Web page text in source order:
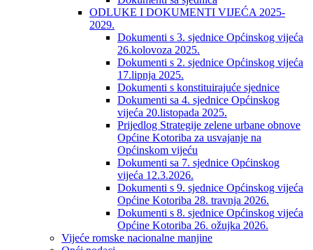
ODLUKE I DOKUMENTI VIJEĆA 2025-
2029.
Dokumenti s 3. sjednice Općinskog vijeća
26.kolovoza 2025.
Dokumenti s 2. sjednice Općinskog vijeća
17.lipnja 2025.
Dokumenti s konstituirajuće sjednice
Dokumenti sa 4. sjednice Općinskog
vijeća 20.listopada 2025.
Prijedlog Strategije zelene urbane obnove
Općine Kotoriba za usvajanje na
Općinskom vijeću
Dokumenti sa 7. sjednice Općinskog
vijeća 12.3.2026.
Dokumenti s 9. sjednice Općinskog vijeća
Općine Kotoriba 28. travnja 2026.
Dokumenti s 8. sjednice Općinskog vijeća
Općine Kotoriba 26. ožujka 2026.
Vijeće romske nacionalne manjine